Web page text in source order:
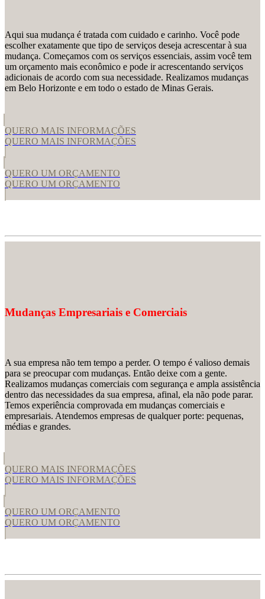
Aqui sua mudança é tratada com cuidado e carinho. Você pode
escolher exatamente que tipo de serviços deseja acrescentar à sua
mudança. Começamos com os serviços essenciais, assim você tem
um orçamento mais econômico e pode ir acrescentando serviços
adicionais de acordo com sua necessidade. Realizamos mudanças
em Belo Horizonte e em todo o estado de Minas Gerais.
QUERO MAIS INFORMAÇÕES
QUERO MAIS INFORMAÇÕES
QUERO UM ORÇAMENTO
QUERO UM ORÇAMENTO
Mudanças Empresariais e Comerciais
A sua empresa não tem tempo a perder. O tempo é valioso demais
para se preocupar com mudanças. Então deixe com a gente.
Realizamos mudanças comerciais com segurança e ampla assistência
dentro das necessidades da sua empresa, afinal, ela não pode parar.
Temos experiência comprovada em mudanças comerciais e
empresariais. Atendemos empresas de qualquer porte: pequenas,
médias e grandes.
QUERO MAIS INFORMAÇÕES
QUERO MAIS INFORMAÇÕES
QUERO UM ORÇAMENTO
QUERO UM ORÇAMENTO